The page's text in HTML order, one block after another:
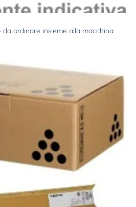
da ordinare insieme alla macchina